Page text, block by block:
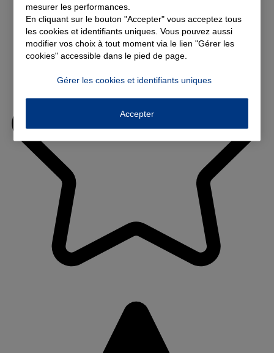
mesurer les performances.
En cliquant sur le bouton "Accepter" vous acceptez tous
les cookies et identifiants uniques. Vous pouvez aussi
modifier vos choix à tout moment via le lien "Gérer les
cookies" accessible dans le pied de page.
Gérer les cookies et identifiants uniques
Accepter